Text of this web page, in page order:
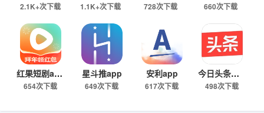
2.1K+次下载 1.1K+次下载 728次下载 660次下载
红果短剧app
654次下载
星斗推app
649次下载
安利app
617次下载
今日头条极速版下载
498次下载